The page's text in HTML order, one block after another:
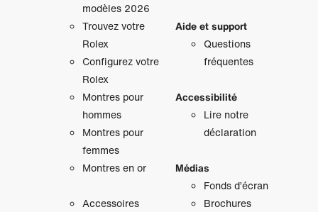
modèles 2026
Trouvez votre
Rolex
Configurez votre
Rolex
Montres pour
hommes
Montres pour
femmes
Montres en or
Accessoires
Aide et support
Questions
fréquentes
Accessibilité
Lire notre
déclaration
Médias
Fonds d’écran
Brochures